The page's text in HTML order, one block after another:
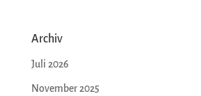
Archiv
Juli 2026
November 2025